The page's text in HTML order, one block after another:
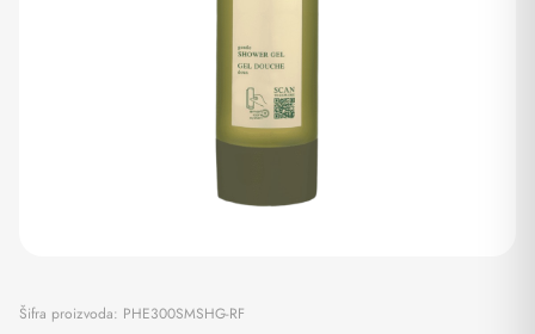
Šifra proizvoda: PHE300SMSHG-RF